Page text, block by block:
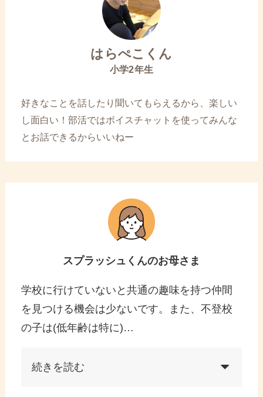
はらぺこくん
小学2年生
好きなことを話したり聞いてもらえるから、楽しい
し面白い！部活ではボイスチャットを使ってみんな
とお話できるからいいねー
スプラッシュくんのお母さま
学校に行けていないと共通の趣味を持つ仲間
を見つける機会は少ないです。また、不登校
の子は(低年齢は特に)…
続きを読む